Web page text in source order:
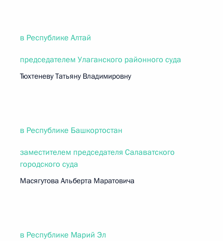
в Республике Алтай
председателем Улаганского районного суда
Тюхтеневу Татьяну Владимировну
в Республике Башкортостан
заместителем председателя Салаватского
городского суда
Масягутова Альберта Маратовича
в Республике Марий Эл